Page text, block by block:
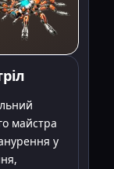
майстра
у